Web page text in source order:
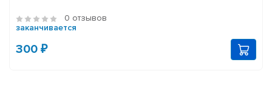
0 отзывов
заканчивается
300 ₽